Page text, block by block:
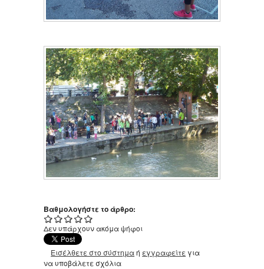
Βαθμολογήστε το άρθρο:
Δεν υπάρχουν ακόμα ψήφοι
Εισέλθετε στο σύστημαή εγγραφείτε για
να υποβάλετε σχόλια